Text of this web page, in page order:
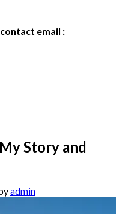
email :
Story and
admin